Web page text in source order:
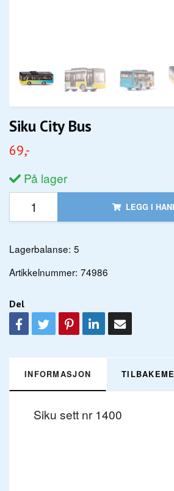
Siku City Bus
69,-
På lager
LEGG I
Lagerbalanse: 5
Artikkelnummer: 74986
Del
INFORMASJON
Siku sett nr 1400